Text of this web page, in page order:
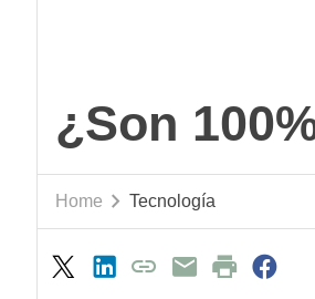
¿Son
Home Tecnología